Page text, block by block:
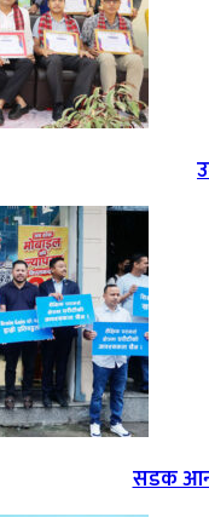
सडक